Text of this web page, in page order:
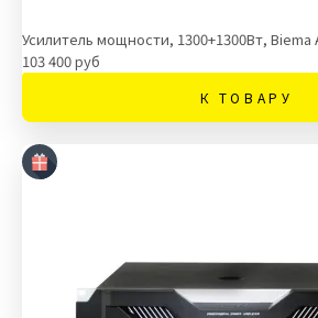
Усилитель мощности, 1300+1300Вт, Biema
103 400 руб
К ТОВАРУ